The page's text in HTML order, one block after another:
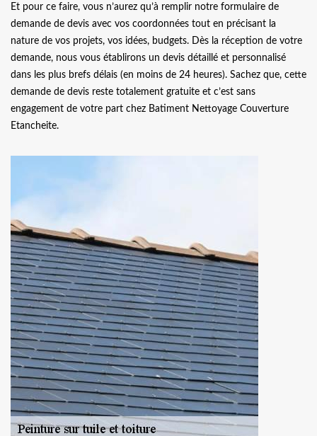
Et pour ce faire, vous n’aurez qu’à remplir notre formulaire de
demande de devis avec vos coordonnées tout en précisant la
nature de vos projets, vos idées, budgets. Dès la réception de votre
demande, nous vous établirons un devis détaillé et personnalisé
dans les plus brefs délais (en moins de 24 heures). Sachez que, cette
demande de devis reste totalement gratuite et c’est sans
engagement de votre part chez Batiment Nettoyage Couverture
Etancheite.